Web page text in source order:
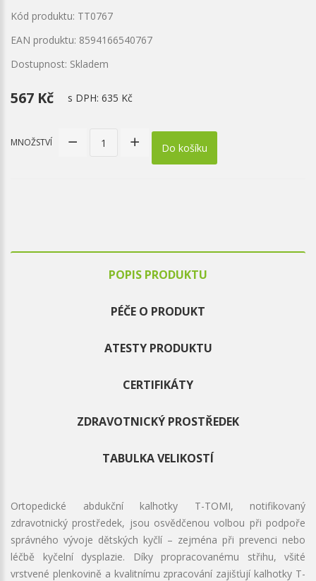
Kód produktu: TT0767
EAN produktu: 8594166540767
Dostupnost: Skladem
567 Kč s DPH: 635 Kč
MNOŽSTVÍ Do košíku
POPIS PRODUKTU
PÉČE O PRODUKT
ATESTY PRODUKTU
CERTIFIKÁTY
ZDRAVOTNICKÝ PROSTŘEDEK
TABULKA VELIKOSTÍ
Ortopedické abdukční kalhotky T-TOMI, notifikovaný
zdravotnický prostředek, jsou osvědčenou volbou při podpoře
správného vývoje dětských kyčlí – zejména při prevenci nebo
léčbě kyčelní dysplazie. Díky propracovanému střihu, všité
vrstvené plenkovině a kvalitnímu zpracování zajišťují kalhotky T-